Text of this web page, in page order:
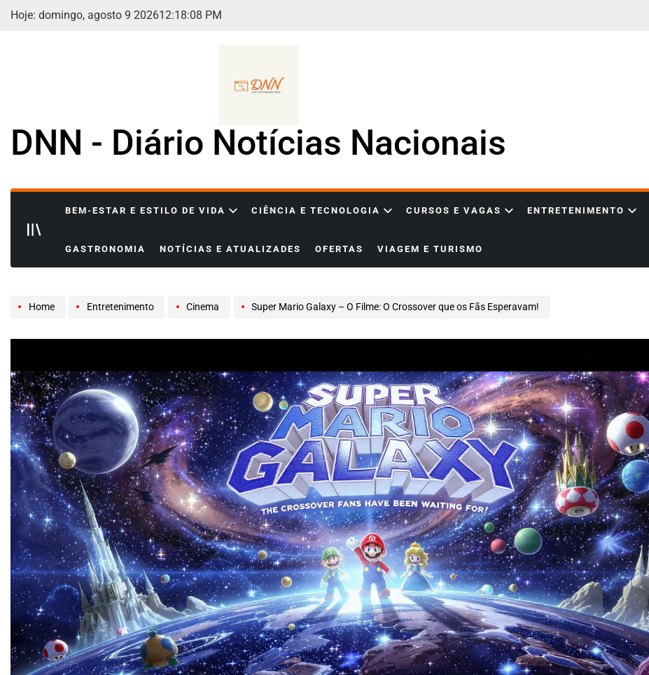
Skip
Hoje: domingo, agosto 9 202612:18:10 PM
DNN - Diário Notícias Nacionais
BEM-ESTAR E ESTILO DE VIDA CIÊNCIA E TECNOLOGIA CURSOS E VAGAS ENTRETENIMENTO
GASTRONOMIA NOTÍCIAS E ATUALIZADES OFERTAS VIAGEM E TURISMO
Home Entretenimento Cinema Super Mario Galaxy – O Filme: O Crossover que os Fãs Esperavam!